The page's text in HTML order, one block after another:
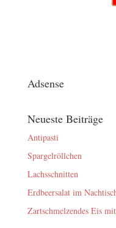
Adsense
Neueste Beiträge
Antipasti
Spargelröllchen
Lachsschnitten
Erdbeersalat im
Zartschmelzendes Eis